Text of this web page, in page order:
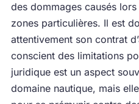
des dommages causés
zones particulières. Il est
attentivement son contrat
conscient des limitations
juridique est un aspect
domaine nautique, mais